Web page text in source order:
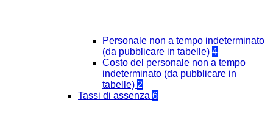
Personale non a tempo indeterminato
(da pubblicare in tabelle) 4
Costo del personale non a tempo
indeterminato (da pubblicare in
tabelle) 2
Tassi di assenza 6